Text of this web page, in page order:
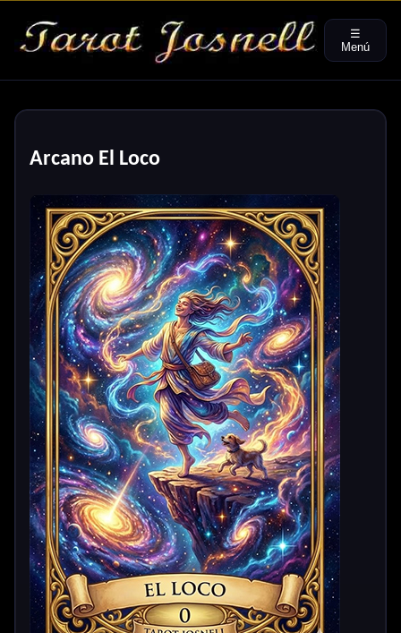
☰
Menú
Arcano El Loco